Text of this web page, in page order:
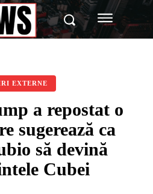
EXTERNE
a repostat o
sugerează ca
să devină
Cubei